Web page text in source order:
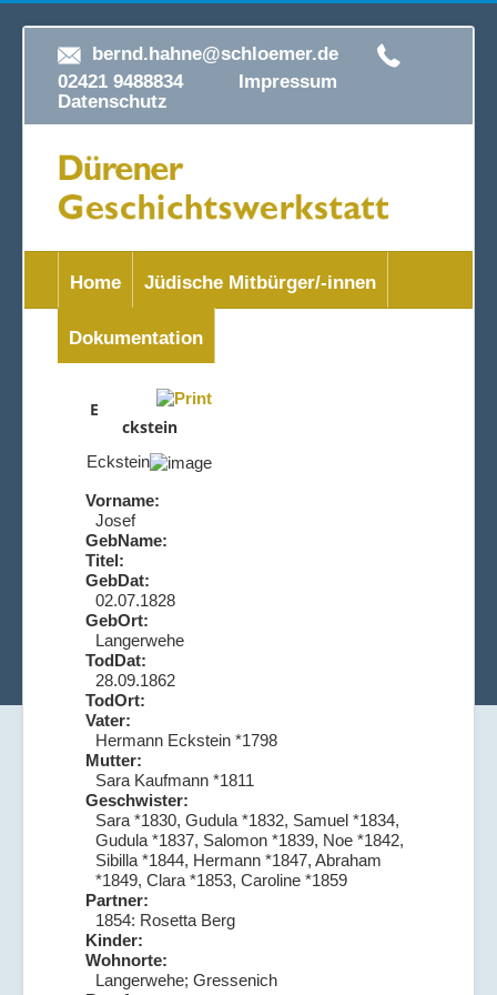
bernd.hahne@schloemer.de
02421 9488834 Impressum
Datenschutz
Home Jüdische Mitbürger/-innen
Dokumentation
E
ckstein
Eckstein
Vorname:
Josef
GebName:
Titel:
GebDat:
02.07.1828
GebOrt:
Langerwehe
TodDat:
28.09.1862
TodOrt:
Vater:
Hermann Eckstein *1798
Mutter:
Sara Kaufmann *1811
Geschwister:
Sara *1830, Gudula *1832, Samuel *1834,
Gudula *1837, Salomon *1839, Noe *1842,
Sibilla *1844, Hermann *1847, Abraham
*1849, Clara *1853, Caroline *1859
Partner:
1854: Rosetta Berg
Kinder:
Wohnorte:
Langerwehe; Gressenich